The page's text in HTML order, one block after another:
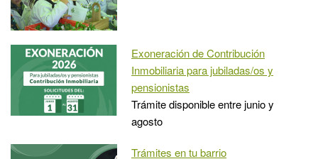
Exoneración de Contribución
Inmobiliaria para jubiladas/os y
pensionistas
Trámite disponible entre junio y
agosto
Trámites en tu barrio